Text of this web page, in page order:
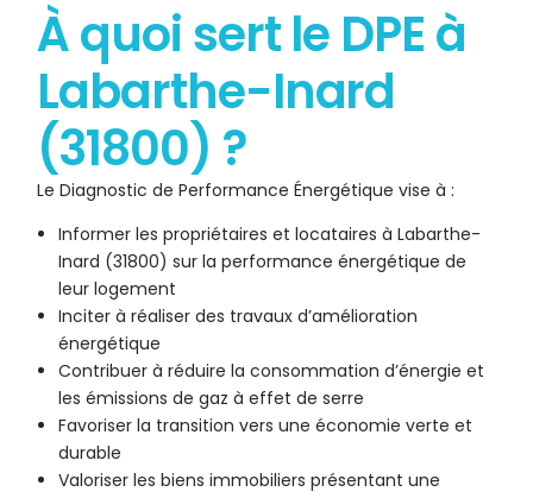
À quoi sert le DPE à
Labarthe-Inard
(31800) ?
Le Diagnostic de Performance Énergétique vise à :
Informer les propriétaires et locataires à Labarthe-
Inard (31800) sur la performance énergétique de
leur logement
Inciter à réaliser des travaux d’amélioration
énergétique
Contribuer à réduire la consommation d’énergie et
les émissions de gaz à effet de serre
Favoriser la transition vers une économie verte et
durable
Valoriser les biens immobiliers présentant une